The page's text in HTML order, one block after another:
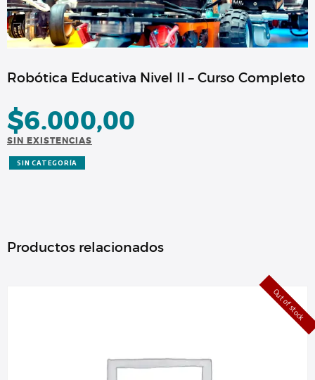
Robótica Educativa Nivel II – Curso Completo
$6.000,00
SIN EXISTENCIAS
SIN CATEGORÍA
Productos relacionados
Out of stock